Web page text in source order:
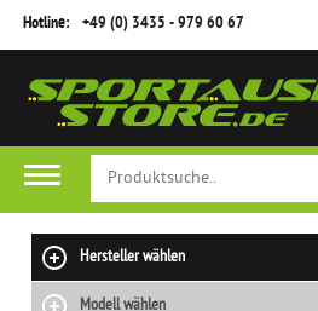
Hotline: +49 (0) 3435 - 979 60 67
Hersteller wählen
Modell wählen